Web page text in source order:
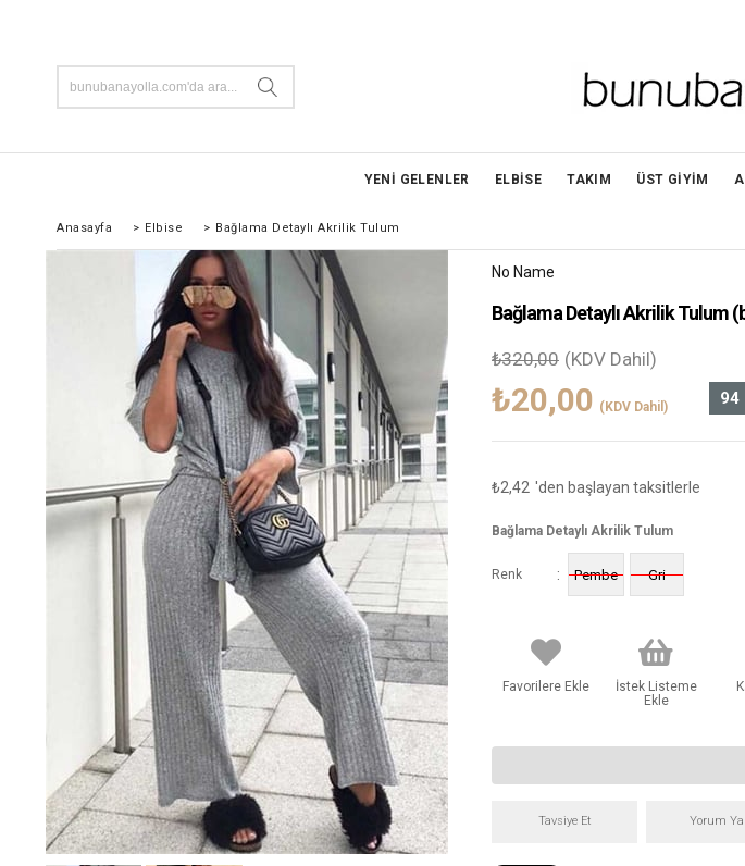
YENİ GELENLER ELBİSE TAKIM ÜST GİYİM
Anasayfa > Elbise > Bağlama Detaylı Akrilik Tulum
No Name
Bağlama Detaylı Akrilik Tulum
94
₺320,00 (KDV Dahil)
₺20,00 (KDV Dahil)
₺2,42 'den başlayan taksitlerle
Bağlama Detaylı Akrilik Tulum
Renk : Pembe Gri
Favorilere Ekle
İstek Listeme
Ekle
Tavsiye Et Yorum